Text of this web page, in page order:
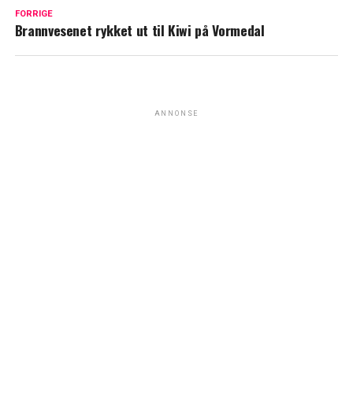
FORRIGE
Brannvesenet rykket ut til Kiwi på Vormedal
ANNONSE